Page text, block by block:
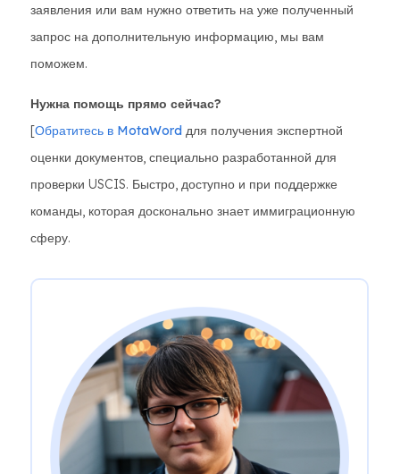
заявления или вам нужно ответить на уже полученный
запрос на дополнительную информацию, мы вам
поможем.
Нужна помощь прямо сейчас?
[Обратитесь в MotaWord для получения экспертной
оценки документов, специально разработанной для
проверки USCIS. Быстро, доступно и при поддержке
команды, которая досконально знает иммиграционную
сферу.